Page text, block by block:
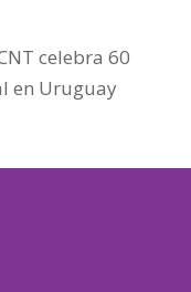
celebra 60
en Uruguay